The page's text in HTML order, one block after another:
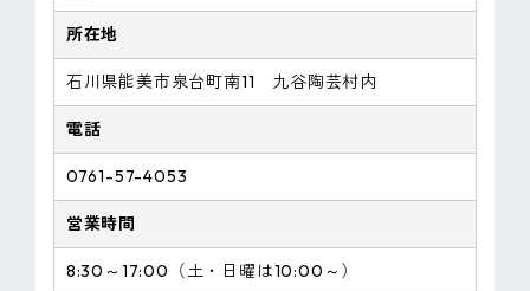
所在地
石川県能美市泉台町南11 九谷陶芸村内
電話
0761-57-4053
営業時間
8:30～17:00（土・日曜は10:00～）